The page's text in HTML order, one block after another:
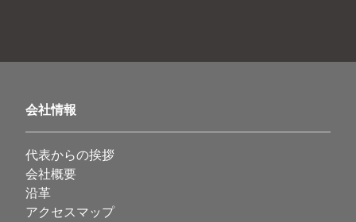
会社情報
代表からの挨拶
会社概要
沿革
アクセスマップ